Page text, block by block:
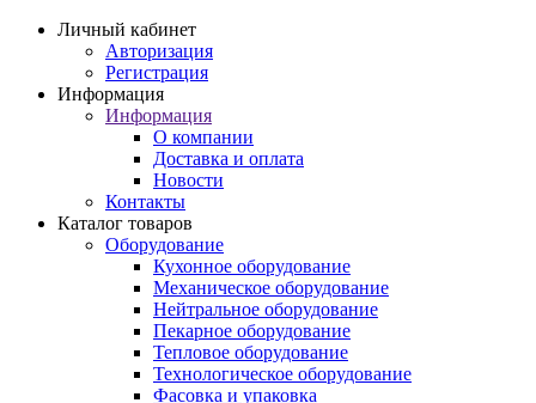
Личный кабинет
Авторизация
Регистрация
Информация
Информация
О компании
Доставка и оплата
Новости
Контакты
Каталог товаров
Оборудование
Кухонное оборудование
Механическое оборудование
Нейтральное оборудование
Пекарное оборудование
Тепловое оборудование
Технологическое оборудование
Фасовка и упаковка